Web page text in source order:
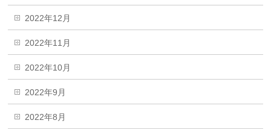
2022年12月
2022年11月
2022年10月
2022年9月
2022年8月